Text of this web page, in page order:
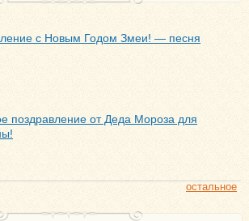
с Новым Годом Змеи! — песня
поздравление от Деда Мороза для
остальное